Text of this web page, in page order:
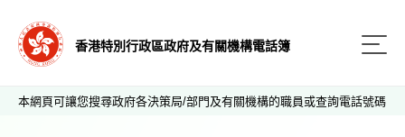
香港特別行政區政府及有關機構電話簿
本網頁可讓您搜尋政府各決策局/部門及有關機構的職員或查詢電話號碼